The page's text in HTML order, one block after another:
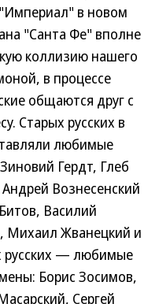
в новом
"Санта Фе" вполне
коллизию нашего
в процессе
общаются друг с
Старых русских в
любимые
Гердт, Глеб
Вознесенский
Василий
Михаил Жванецкий и
— любимые
Борис Зосимов,
Сергей